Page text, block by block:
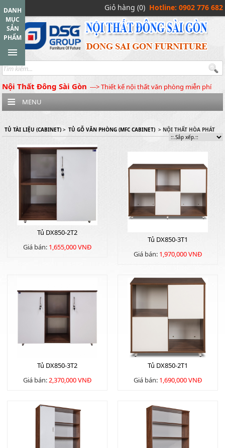
Giỏ hàng (0) Hotline: 0902 776 682
Nội Thất Đông Sài Gòn ---> Thiết kế nội thất văn phòng miễn phí
DANH
MỤC
SẢN
PHẨM
MENU
TỦ TÀI LIỆU (CABINET) > TỦ GỖ VĂN PHÒNG (MFC CABINET) > NỘI THẤT HÒA PHÁT
Tủ DX850-2T2
Giá bán: 1,655,000 VNĐ
Tủ DX850-3T1
Giá bán: 1,970,000 VNĐ
Tủ DX850-3T2
Giá bán:2,370,000 VNĐ
Tủ DX850-2T1
Giá bán: 1,690,000 VNĐ